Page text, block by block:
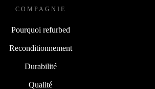
COMPAGNIE
Pourquoi refurbed
Reconditionnement
Durabilité
Qualité